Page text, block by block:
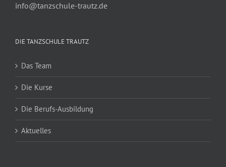
info@tanzschule-trautz.de
DIE TANZSCHULE TRAUTZ
Das Team
Die Kurse
Die Berufs-Ausbildung
Aktuelles